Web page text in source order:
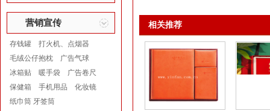
营销宣传
存钱罐
打火机、点烟器
毛绒公仔抱枕
广告气球
冰箱贴
暖手袋
广告卷尺
保健箱
手机用品
化妆镜
纸巾筒 牙签筒
相关推荐